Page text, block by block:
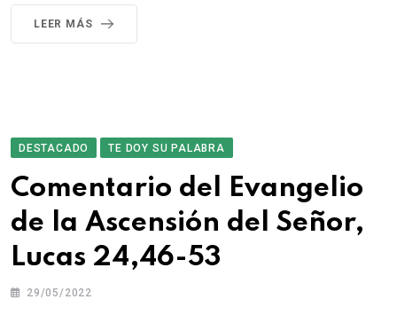
LEER MÁS
DESTACADO TE DOY SU PALABRA
Comentario del Evangelio
de la Ascensión del Señor,
Lucas 24,46-53
29/05/2022